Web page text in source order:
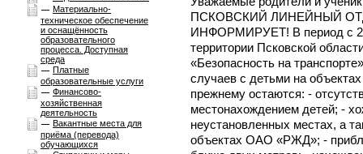
Материально-
техническое обеспечение
и оснащённость
образовательного
процесса. Доступная
среда
Платные
образовательные услуги
Финансово-
хозяйственная
деятельность
Вакантные места для
приёма (перевода)
обучающихся
ПСКОВСКИЙ ЛИНЕЙНЫЙ
ИНФОРМИРУЕТ! В период с 22
территории Псковской
«Безопасность на
случаев с детьми на
прежнему остаются: -
местонахождением детей; -
неустановленных местах, а
объектах ОАО «РЖД»; -